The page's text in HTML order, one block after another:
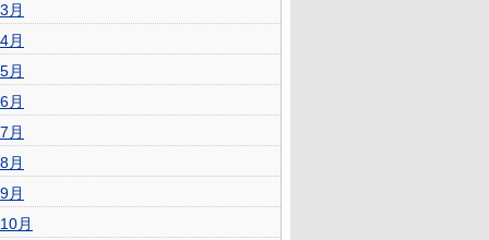
3月
4月
5月
6月
7月
8月
9月
10月